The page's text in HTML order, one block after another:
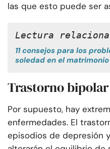
las que esto puede ser
Lectura
11 consejos para los
soledad en el matrimonio
Trastorno bipolar
Por supuesto, hay
enfermedades. El
episodios de depresión